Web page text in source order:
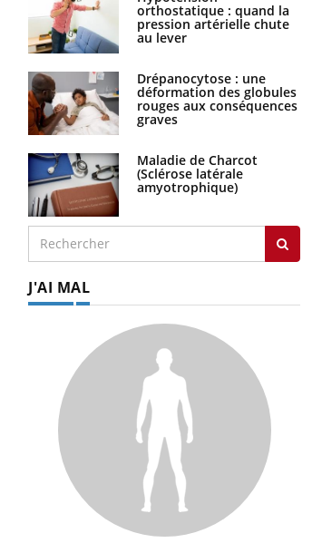
orthostatique : quand la
pression artérielle chute
au lever
Drépanocytose : une
déformation des globules
rouges aux conséquences
graves
Maladie de Charcot
(Sclérose latérale
amyotrophique)
J'AI MAL